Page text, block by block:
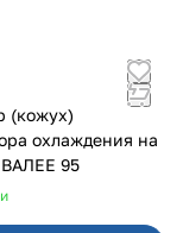
(кожух)
охлаждения на
Шевроле ВАЛЕЕ 95